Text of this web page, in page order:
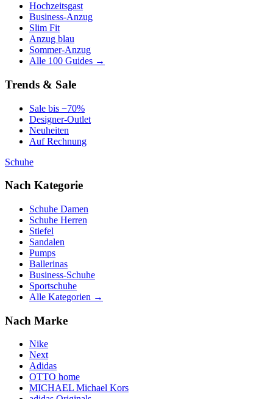
Hochzeitsgast
Business-Anzug
Slim Fit
Anzug blau
Sommer-Anzug
Alle 100 Guides →
Trends & Sale
Sale bis −70%
Designer-Outlet
Neuheiten
Auf Rechnung
Schuhe
Nach Kategorie
Schuhe Damen
Schuhe Herren
Stiefel
Sandalen
Pumps
Ballerinas
Business-Schuhe
Sportschuhe
Alle Kategorien →
Nach Marke
Nike
Next
Adidas
OTTO home
MICHAEL Michael Kors